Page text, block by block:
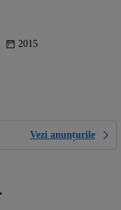
2015
Vezi anunțurile